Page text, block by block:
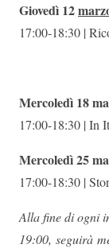
Giovedì 12
17:00-18:30 |
Mercoledì 18
17:00-18:30 | In
Mercoledì 25
17:00-18:30 |
Alla fine di ogni
19:00, seguirà